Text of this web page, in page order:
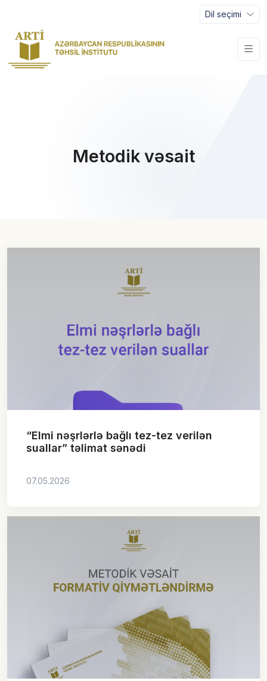
Dil seçimi
Metodik vəsait
“Elmi nəşrlərlə bağlı tez-tez verilən
suallar” təlimat sənədi
07.05.2026